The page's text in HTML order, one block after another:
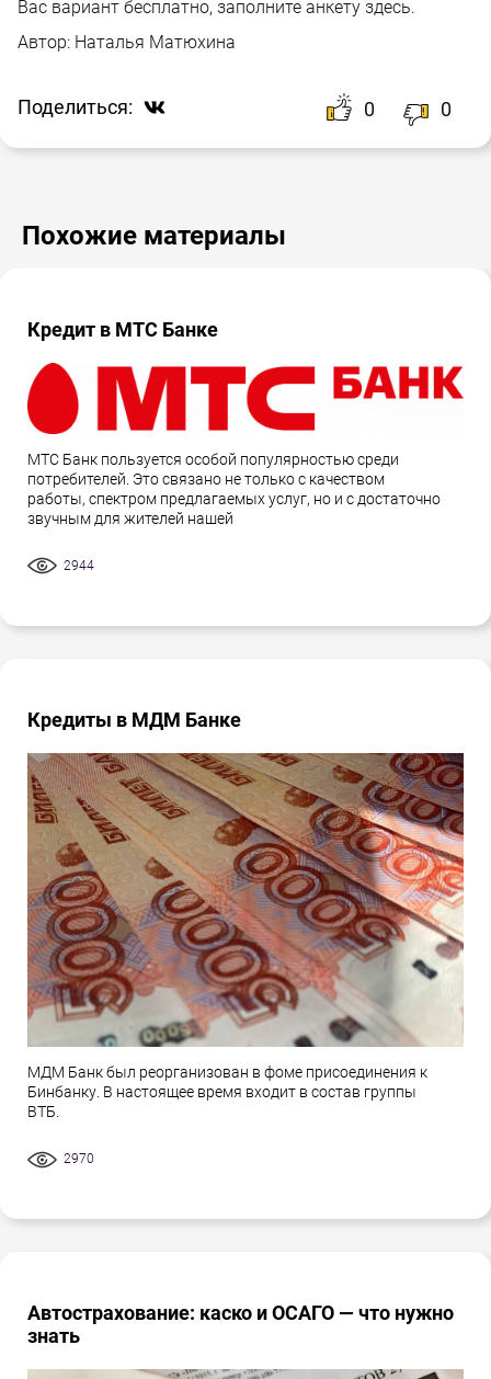
Вас вариант бесплатно, заполните анкету здесь.
Автор: Наталья Матюхина
Поделиться: 0 0
Похожие материалы
Кредит в МТС Банке
МТС Банк пользуется особой популярностью среди
потребителей. Это связано не только с качеством
работы, спектром предлагаемых услуг, но и с достаточно
звучным для жителей нашей
2944
Кредиты в МДМ Банке
МДМ Банк был реорганизован в фоме присоединения к
Бинбанку. В настоящее время входит в состав группы
ВТБ.
2970
Автострахование: каско и ОСАГО — что нужно
знать